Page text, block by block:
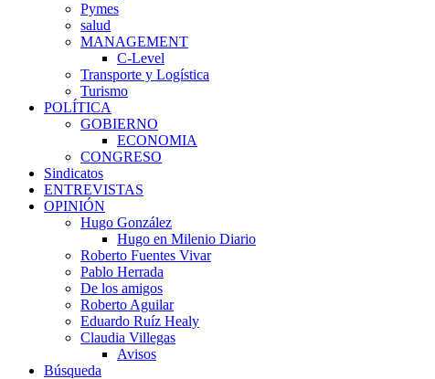
Pymes
salud
MANAGEMENT
C-Level
Transporte y Logística
Turismo
POLÍTICA
GOBIERNO
ECONOMIA
CONGRESO
Sindicatos
ENTREVISTAS
OPINIÓN
Hugo González
Hugo en Milenio Diario
Roberto Fuentes Vivar
Pablo Herrada
De los amigos
Roberto Aguilar
Eduardo Ruíz Healy
Claudia Villegas
Avisos
Búsqueda